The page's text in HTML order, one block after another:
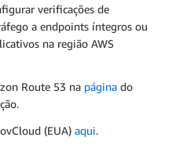
verificações de
a endpoints íntegros ou
na região AWS
Route 53 na página do
(EUA) aqui.